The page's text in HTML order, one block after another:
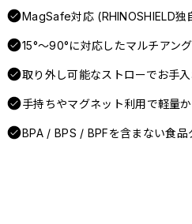
MagSafe対応 (RHINOSHIELD独
15°〜90°に対応したマルチアン
取り外し可能なストローでお手
手持ちやマグネット利用で軽量
BPA / BPS / BPFを含まない食品